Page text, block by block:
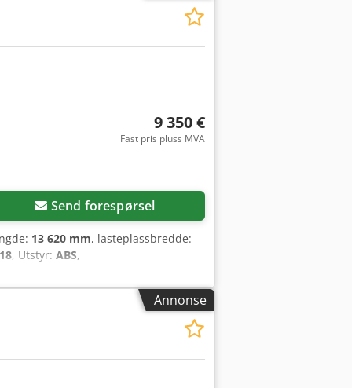
9 350 €
Fast pris pluss MVA
Send forespørsel
13 620 mm, lasteplassbredde:
, Utstyr: ABS,
Annonse